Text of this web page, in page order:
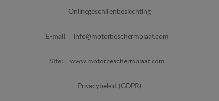
Onlinegeschillenbeslechting
E-mail: info@motorbeschermplaat.com
Site: www.motorbeschermplaat.com
Privacybeleid (GDPR)